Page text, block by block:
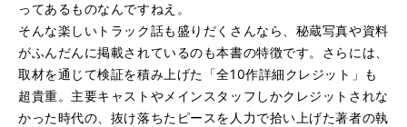
ってあるものなんですねえ。
そんな楽しいトラック話も盛りだくさんなら、 秘蔵写真や資料
がふんだんに掲載されているのも本書の特徴です。 さらには、
取材を通じて検証を積み上げた「全10作詳細クレジット」も
超貴重。 主要キャストやメインスタッフしかクレジットされな
かった時代の 、抜け落ちたピースを人力で拾い上げた著者の執